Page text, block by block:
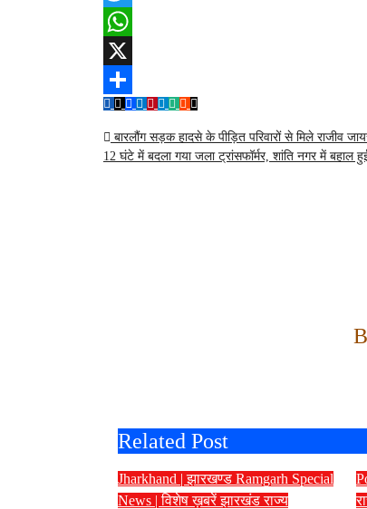
Twitter
WhatsApp
X
Share
Post
बारलौंग सड़क हादसे के पीड़ित परिवारों से मिले राजीव
12 घंटे में बदला गया जला ट्रांसफॉर्मर, शांति नगर में बहाल
Related Post
Jharkhand | झारखण्ड Ramgarh Special
News | विशेष ख़बरेंझारखंडराज्य